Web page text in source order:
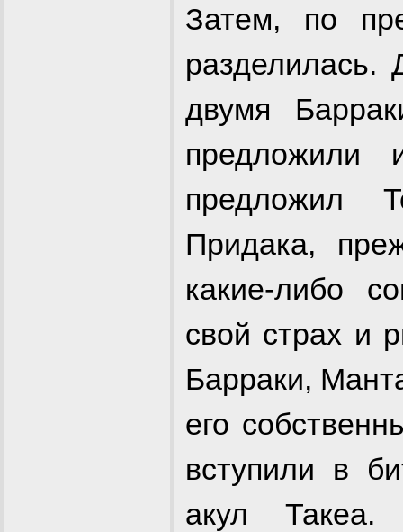
Затем, по
разделилась.
двумя
предложили
предложил
Придака,
какие-либо
свой страх и
Барраки,
его
вступили в
акул